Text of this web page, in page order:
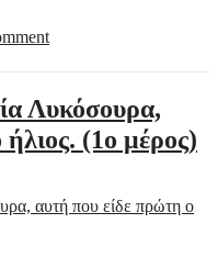
Λυκόσουρα,
(1ο μέρος)